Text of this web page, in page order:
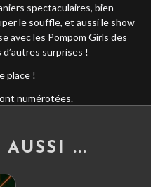
spectaculaires, bien-
le souffle, et aussi le show
avec les Pompom Girls des
surprises !
place !
numérotées.
...